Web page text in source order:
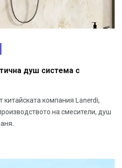
душ система с
китайската компания Lanerdi,
на смесители, душ